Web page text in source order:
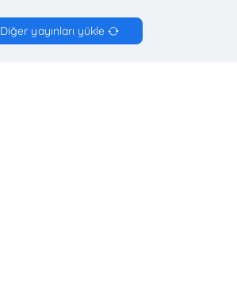
Diğer yayınları yükle